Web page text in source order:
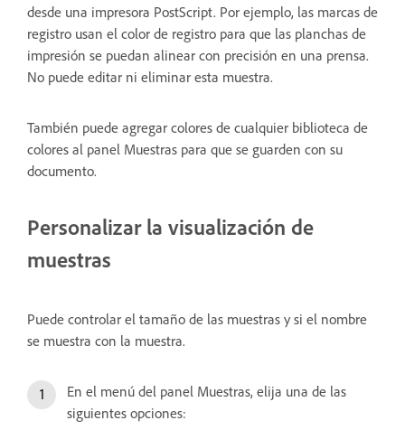
desde una impresora PostScript. Por ejemplo, las marcas de
registro usan el color de registro para que las planchas de
impresión se puedan alinear con precisión en una prensa.
No puede editar ni eliminar esta muestra.
También puede agregar colores de cualquier biblioteca de
colores al panel Muestras para que se guarden con su
documento.
Personalizar la visualización de
muestras
Puede controlar el tamaño de las muestras y si el nombre
se muestra con la muestra.
En el menú del panel Muestras, elija una de las
siguientes opciones: